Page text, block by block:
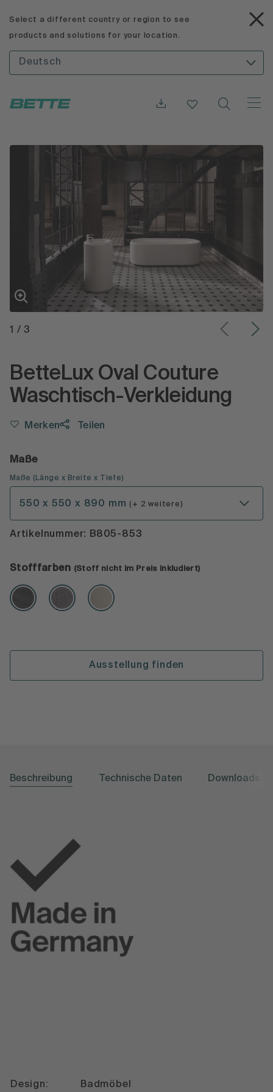
Select a different country or region to see
products and solutions for your location.
Deutsch
1 /3
BetteLux Oval Couture
Waschtisch-Verkleidung
Merken Teilen
Maße
Maße (Länge x Breite x Tiefe)
550 x 550 x 890 mm (+ 2 weitere)
Artikelnummer: B805-853
Stofffarben (Stoff nicht im Preis inkludiert)
Ausstellung finden
Beschreibung Technische Daten Downloads
Design: Badmöbel